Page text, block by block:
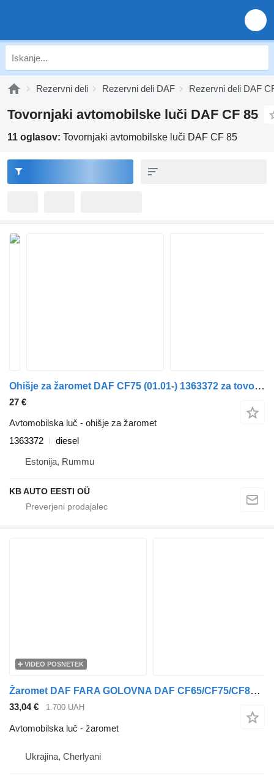
Rezervni deli Rezervni deli DAF Rezervni deli DAF
Tovornjaki avtomobilske luči DAF CF 85
11 oglasov: Tovornjaki avtomobilske luči DAF CF 85
Ohišje za žaromet DAF CF75 (01.01-) 1363372 za tovornjak DAF LF45, LF55, LF180, CF65, CF75, CF85 (2001-)
27 €
Avtomobilska luč - ohišje za žaromet
1363372
diesel
Estonija, Rummu
KB AUTO EESTI OÜ
VIDEO POSNETEK
Žaromet DAF FARA GOLOVNA DAF CF65/CF75/CF85/XF95/XF105 ELEKTR. REGUL. LIV. 1 za tovornjak DAF 75CF, 95XF, XF105, 65CF, 85CF
33,04 € 1.700 UAH
Avtomobilska luč - žaromet
Ukrajina, Cherlyani